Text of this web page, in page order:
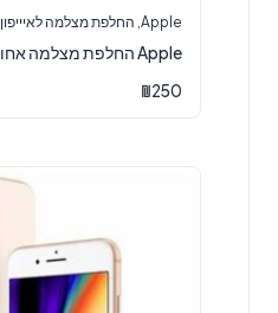
Apple החלפת מצלמה לאיייפון
Apple החלפת מצלמה אחורית למכשיר iPhone 11
₪250